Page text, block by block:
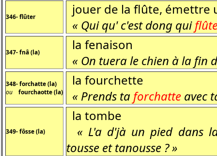
346- flûter
jouer de la flûte, émettre
« Qui qu' c'est dong qui
347- fnâ (la)
la fenaison
« On tuera le chien à la fin
348- forchatte (la)
ou fourchaotte (la)
la fourchette
« Prends ta forchatte avec
349- fôsse (la)
la tombe
« L'a d'jà un pied dans
tousse et tanousse ? »